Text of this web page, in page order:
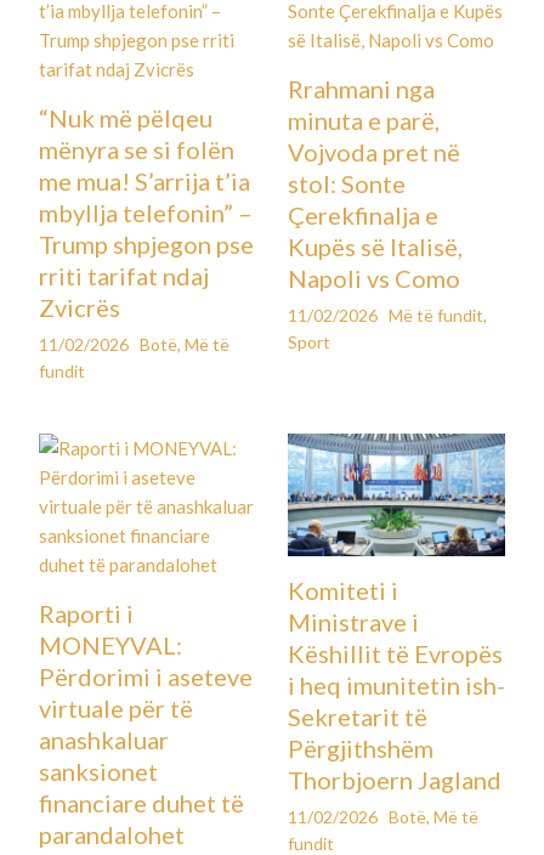
“Nuk më pëlqeu
mënyra se si folën
me mua! S’arrija t’ia
mbyllja telefonin” –
Trump shpjegon pse
rriti tarifat ndaj
Zvicrës
11/02/2026 Botë,Më të
fundit
Rrahmani nga
minuta e parë,
Vojvoda pret në
stol: Sonte
Çerekfinalja e
Kupës së Italisë,
Napoli vs Como
11/02/2026 Më të fundit,
Sport
Raporti i
MONEYVAL:
Përdorimi i aseteve
virtuale për të
anashkaluar
sanksionet
financiare duhet të
parandalohet
Komiteti i
Ministrave i
Këshillit të Evropës
i heq imunitetin ish-
Sekretarit të
Përgjithshëm
Thorbjoern Jagland
11/02/2026 Botë, Më të
fundit